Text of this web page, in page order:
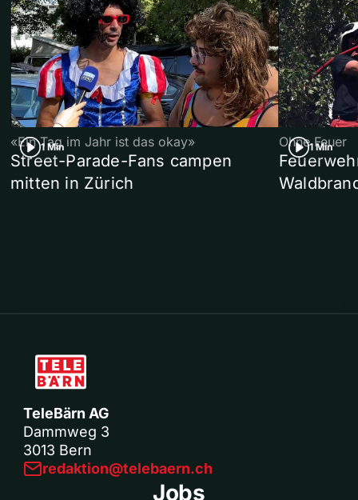
1 Min
«Ein Tag im Jahr ist das okay»
Street-Parade-Fans campen
mitten in Zürich
1 Min
Ohne Feuer
TeleBärn AG
Dammweg 3
3013 Bern
redaktion@telebaern.ch
Jobs